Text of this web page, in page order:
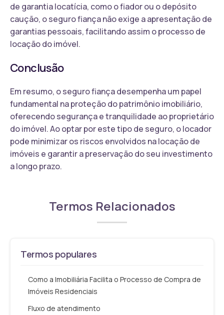
de garantia locatícia, como o fiador ou o depósito
caução, o seguro fiança não exige a apresentação de
garantias pessoais, facilitando assim o processo de
locação do imóvel.
Conclusão
Em resumo, o seguro fiança desempenha um papel
fundamental na proteção do patrimônio imobiliário,
oferecendo segurança e tranquilidade ao proprietário
do imóvel. Ao optar por este tipo de seguro, o locador
pode minimizar os riscos envolvidos na locação de
imóveis e garantir a preservação do seu investimento
a longo prazo.
Termos Relacionados
Termos populares
Como a Imobiliária Facilita o Processo de Compra de
Imóveis Residenciais
Fluxo de atendimento